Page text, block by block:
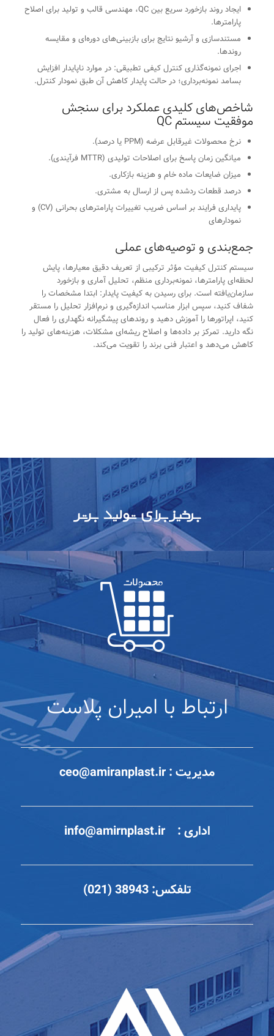
ایجاد روند بازخورد سریع بین QC، مهندسی قالب و تولید برای اصلاح
پارامترها.
مستندسازی و آرشیو نتایج برای بازبینی‌های دوره‌ای و مقایسه
روندها.
اجرای نمونه‌گذاری کنترل کیفی تطبیقی: در موارد ناپایدار افزایش
بسامد نمونه‌برداری؛ در حالت پایدار کاهش آن طبق نمودار کنترل.
شاخص‌های کلیدی عملکرد برای سنجش
موفقیت سیستم QC
نرخ محصولات غیرقابل عرضه (PPM یا درصد).
میانگین زمان پاسخ برای اصلاحات تولیدی (MTTR فرآیندی).
میزان ضایعات ماده خام و هزینه بازکاری.
درصد قطعات ردشده پس از ارسال به مشتری.
پایداری فرایند بر اساس ضریب تغییرات پارامترهای بحرانی (CV) و
نمودارهای
جمع‌بندی و توصیه‌های عملی
سیستم کنترل کیفیت مؤثر ترکیبی از تعریف دقیق معیارها، پایش
لحظه‌ای پارامترها، نمونه‌برداری منظم، تحلیل آماری و بازخورد
سازمان‌یافته است. برای رسیدن به کیفیت پایدار: ابتدا مشخصات را
شفاف کنید، سپس ابزار مناسب اندازه‌گیری و نرم‌افزار تحلیل را مستقر
کنید، اپراتورها را آموزش دهید و روندهای پیشگیرانه نگهداری را فعال
نگه دارید. تمرکز بر داده‌ها و اصلاح ریشه‌ای مشکلات، هزینه‌های تولید را
کاهش می‌دهد و اعتبار فنی برند را تقویت می‌کند.
ارتباط با امیران پلاست
مدیریت :ceo@amiranplast.ir
اداری :info@amirnplast.ir
تلفکس:38943 (021)